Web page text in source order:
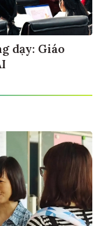
dạy: Giáo